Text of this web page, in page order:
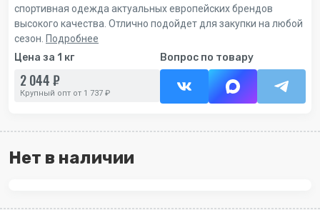
спортивная одежда актуальных европейских брендов
высокого качества. Отлично подойдет для закупки на любой
сезон. Подробнее
Цена за 1 кг
2 044 ₽
Крупный опт от 1 737 ₽
Вопрос по товару
Нет в наличии